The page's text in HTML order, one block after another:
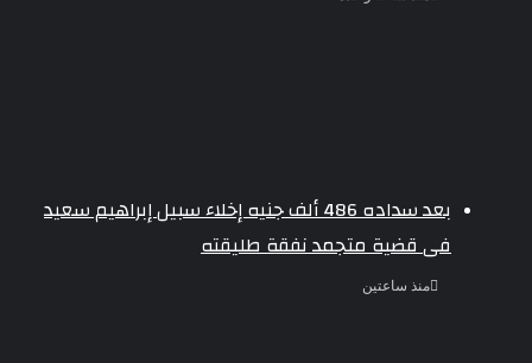
بعد سداده 486 ألف جنيه إخلاء سبيل إبراهيم سعيد
فى قضية متجمد نفقة طليقته
منذ ساعتين